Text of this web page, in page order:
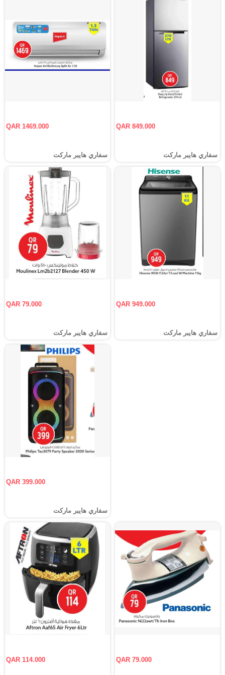
QAR 849.000
سفاري هايبر ماركت
QAR 1469.000
سفاري هايبر ماركت
QAR 949.000
سفاري هايبر ماركت
QAR 79.000
سفاري هايبر ماركت
QAR 399.000
سفاري هايبر ماركت
QAR 79.000
QAR 114.000